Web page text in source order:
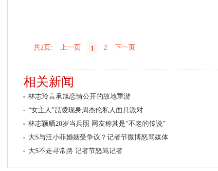
共2页: 上一页 1 2 下一页
相关新闻
林志玲言承旭恋情公开的故地重游
“女主人”昆凌现身周杰伦私人面具派对
林志颖晒20岁当兵照 网友称其是“不老的传说”
大S与汪小菲婚姻受争议？记者节微博怒骂媒体
大S不走寻常路 记者节怒骂记者